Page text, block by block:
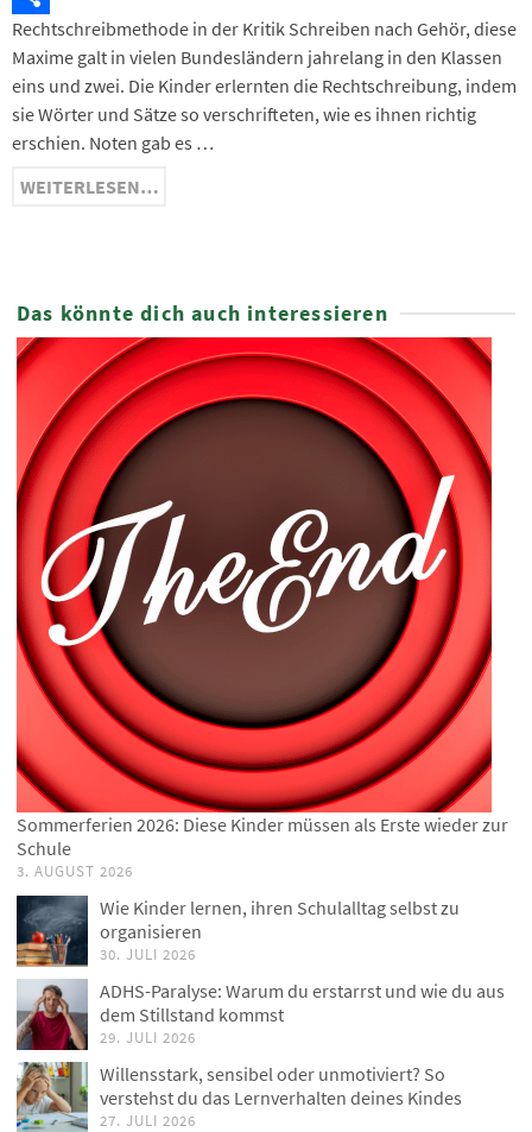
Teilen
Rechtschreibmethode in der Kritik Schreiben nach Gehör, diese
Maxime galt in vielen Bundesländern jahrelang in den Klassen
eins und zwei. Die Kinder erlernten die Rechtschreibung, indem
sie Wörter und Sätze so verschrifteten, wie es ihnen richtig
erschien. Noten gab es …
WEITERLESEN…
Das könnte dich auch interessieren
Sommerferien 2026: Diese Kinder müssen als Erste wieder zur
Schule
3. AUGUST 2026
Wie Kinder lernen, ihren Schulalltag selbst zu
organisieren
30. JULI 2026
ADHS-Paralyse: Warum du erstarrst und wie du aus
dem Stillstand kommst
29. JULI 2026
Willensstark, sensibel oder unmotiviert? So
verstehst du das Lernverhalten deines Kindes
27. JULI 2026